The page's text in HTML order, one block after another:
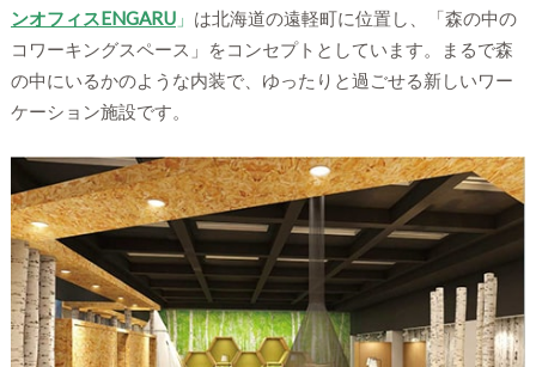
ンオフィスENGARU」 は北海道の遠軽町に位置し、「森の中の
コワーキングスペース」をコンセプトとしています。まるで森
の中にいるかのような内装で、ゆったりと過ごせる新しいワー
ケーション施設です。